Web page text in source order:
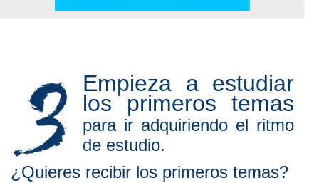
Empieza a estudiar
los primeros temas
para ir adquiriendo el ritmo
de estudio.
¿Quieres recibir los primeros temas?